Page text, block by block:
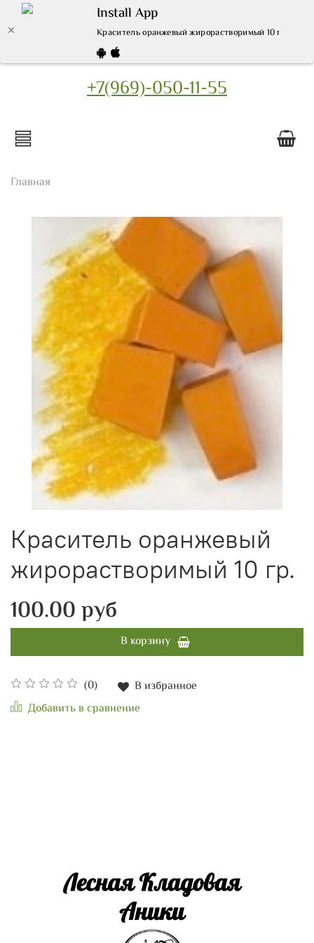
Install App
Краситель оранжевый жирорастворимый 10 гр. -
+7(969)-050-11-55
Главная
Краситель оранжевый
жирорастворимый 10 гр.
(0)
В избранное
Добавить в сравнение
100.00 руб
В корзину